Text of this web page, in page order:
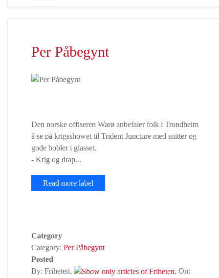
Per Påbegynt
Den norske offiseren Warø anbefaler folk i Trondheim
å se på krigsshowet til Trident Juncture med snitter og
gode bobler i glasset.
- Krig og drap...
Read more label
Category
Category: Per Påbegynt
Posted
By: Friheten,
, On: